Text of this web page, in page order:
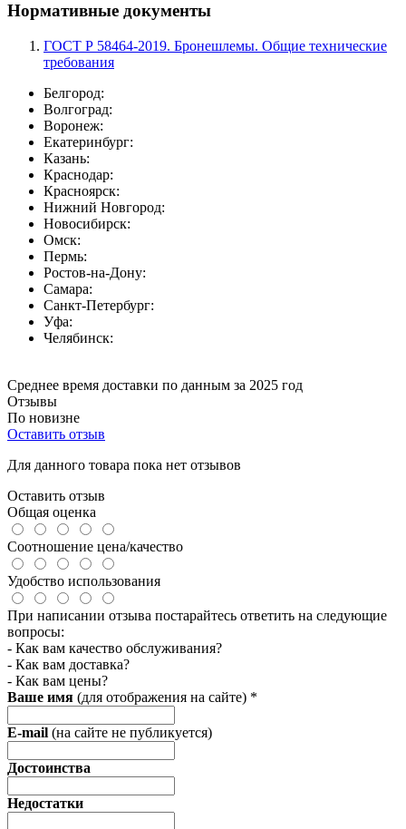
Нормативные документы
ГОСТ Р 58464-2019. Бронешлемы. Общие технические
требования
Белгород:
Волгоград:
Воронеж:
Екатеринбург:
Казань:
Краснодар:
Красноярск:
Нижний Новгород:
Новосибирск:
Омск:
Пермь:
Ростов-на-Дону:
Самара:
Санкт-Петербург:
Уфа:
Челябинск:
Среднее время доставки по данным за 2025 год
Отзывы
По новизне
Оставить отзыв
Для данного товара пока нет отзывов
Оставить отзыв
Общая оценка
Соотношение цена/качество
Удобство использования
При написании отзыва постарайтесь ответить на следующие
вопросы:
- Как вам качество обслуживания?
- Как вам доставка?
- Как вам цены?
Ваше имя (для отображения на сайте) *
E-mail (на сайте не публикуется)
Достоинства
Недостатки